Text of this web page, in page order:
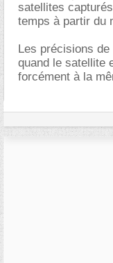
satellites
temps à partir du
Les précisions
quand le satellite
forcément à la